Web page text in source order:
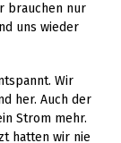
brauchen nur
uns wieder
Wir
her. Auch der
Strom mehr.
hatten wir nie